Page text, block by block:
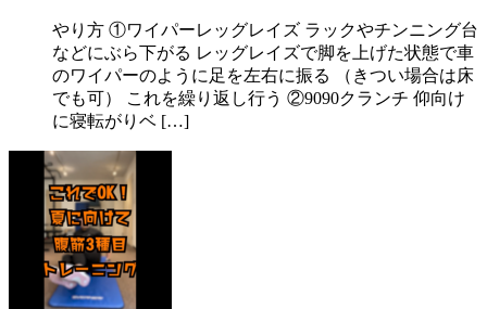
やり方 ①ワイパーレッグレイズ ラックやチンニング台
などにぶら下がる レッグレイズで脚を上げた状態で車
のワイパーのように足を左右に振る （きつい場合は床
でも可） これを繰り返し行う ②9090クランチ 仰向け
に寝転がりベ […]